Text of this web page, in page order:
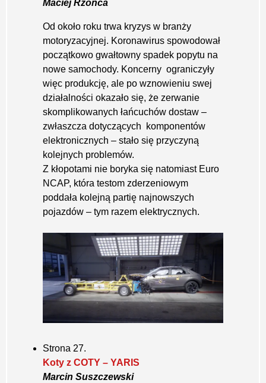
Maciej Rzońca
Od około roku trwa kryzys w branży
motoryzacyjnej. Koronawirus spowodował
początkowo gwałtowny spadek popytu na
nowe samochody. Koncerny ograniczyły
więc produkcję, ale po wznowieniu swej
działalności okazało się, że zerwanie
skomplikowanych łańcuchów dostaw –
zwłaszcza dotyczących komponentów
elektronicznych – stało się przyczyną
kolejnych problemów.
Z kłopotami nie boryka się natomiast Euro
NCAP, która testom zderzeniowym
poddała kolejną partię najnowszych
pojazdów – tym razem elektrycznych.
Strona 27.
Koty z COTY – YARIS
Marcin Suszczewski